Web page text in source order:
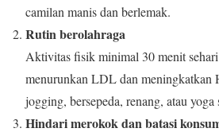
camilan manis dan berlemak.
Rutin berolahraga
Aktivitas fisik minimal 30 menit
menurunkan LDL dan meningkatkan
jogging, bersepeda, renang, atau
Hindari merokok dan batasi